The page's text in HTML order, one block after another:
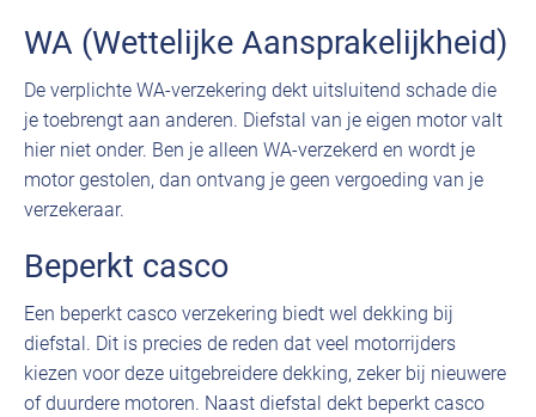
WA (Wettelijke Aansprakelijkheid)
De verplichte WA-verzekering dekt uitsluitend schade die
je toebrengt aan anderen. Diefstal van je eigen motor valt
hier niet onder. Ben je alleen WA-verzekerd en wordt je
motor gestolen, dan ontvang je geen vergoeding van je
verzekeraar.
Beperkt casco
Een beperkt casco verzekering biedt wel dekking bij
diefstal. Dit is precies de reden dat veel motorrijders
kiezen voor deze uitgebreidere dekking, zeker bij nieuwere
of duurdere motoren. Naast diefstal dekt beperkt casco